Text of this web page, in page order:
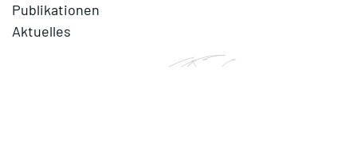
Publikationen
Aktuelles